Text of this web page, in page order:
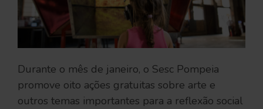
Durante o mês de janeiro, o Sesc Pompeia
promove oito ações gratuitas sobre arte e
outros temas importantes para a reflexão social